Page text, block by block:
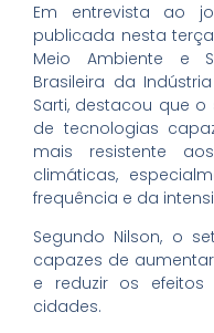
Em entrevista ao
publicada nesta
Meio Ambiente e
Brasileira da
Sarti, destacou que
de tecnologias
mais resistente
climáticas,
frequência e da
Segundo Nilson, o
capazes de
e reduzir os
cidades.